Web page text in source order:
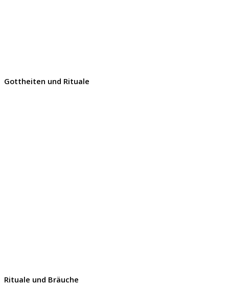
Gottheiten und Rituale
Rituale und Bräuche